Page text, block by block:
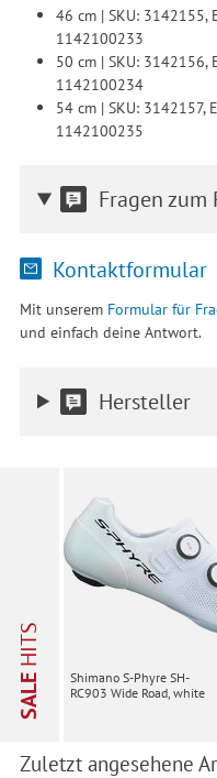
46 cm | SKU: 3142155,
1142100233
50 cm | SKU: 3142156,
1142100234
54 cm | SKU: 3142157,
1142100235
Fragen zum
Kontaktformular
Mit unserem Formular für
und einfach deine Antwort.
Hersteller
SALE
HITS
Shimano S-Phyre SH-
RC903 Wide Road, white
Zuletzt angesehene